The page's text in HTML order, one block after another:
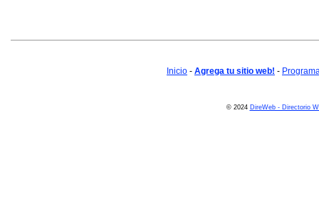
Inicio - Agrega tu sitio web! -
© 2024 DireWeb - Directorio